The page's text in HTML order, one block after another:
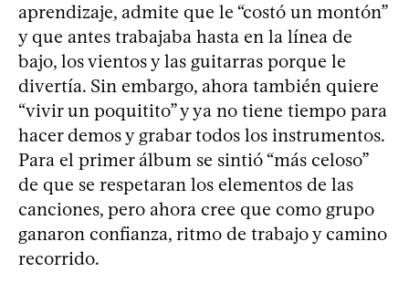
aprendizaje, admite que le “costó un montón”
y que antes trabajaba hasta en la línea de
bajo, los vientos y las guitarras porque le
divertía. Sin embargo, ahora también quiere
“vivir un poquitito” y ya no tiene tiempo para
hacer demos y grabar todos los instrumentos.
Para el primer álbum se sintió “más celoso”
de que se respetaran los elementos de las
canciones, pero ahora cree que como grupo
ganaron confianza, ritmo de trabajo y camino
recorrido.